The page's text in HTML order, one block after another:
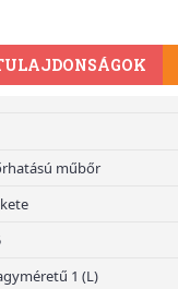
műbőr
1 (L)